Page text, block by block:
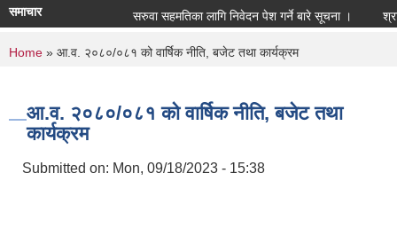
समाचार सरुवा सहमतिका लागि निवेदन पेश गर्ने बारे सूचना ।
You are here
Home » आ.व. २०८०/०८१ को वार्षिक नीति, बजेट तथा कार्यक्रम
आ.व. २०८०/०८१ को वार्षिक नीति, बजेट तथा
कार्यक्रम
Submitted on: Mon, 09/18/2023 - 15:38